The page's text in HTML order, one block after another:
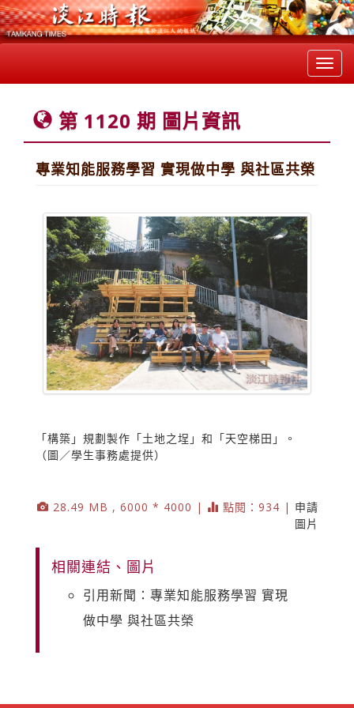
第 1120 期 圖片資訊
專業知能服務學習 實現做中學 與社區共榮
「構築」規劃製作「土地之埕」和「天空梯田」。
（圖／學生事務處提供）
28.49 MB , 6000 * 4000 | 點閱：934 | 申請
圖片
相關連結、圖片
引用新聞：專業知能服務學習 實現
做中學 與社區共榮